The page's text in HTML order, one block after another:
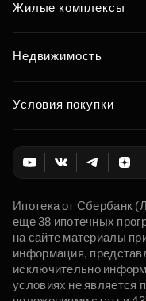
Жилые комплексы
Недвижимость
Условия покупки
Ипотека от Сбербанк
еще 38 ипотечных
на сайте материалы
информация,
исключительно
условиях не является